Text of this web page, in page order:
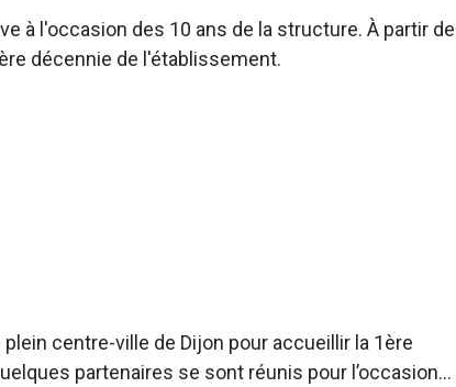
à l'occasion des 10 ans de la structure. À partir de
décennie de l'établissement.
plein centre-ville de Dijon pour accueillir la 1ère
partenaires se sont réunis pour l’occasion…